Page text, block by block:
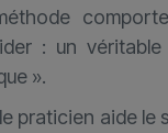
: un
».
praticien aide le